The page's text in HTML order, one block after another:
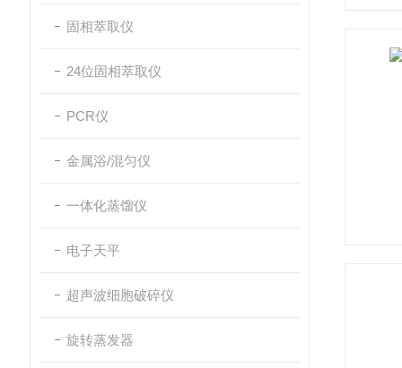
固相萃取仪
24位固相萃取仪
PCR仪
金属浴/混匀仪
一体化蒸馏仪
电子天平
超声波细胞破碎仪
旋转蒸发器